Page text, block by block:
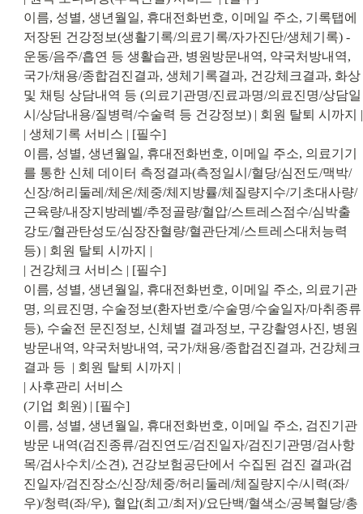
이름, 성별, 생년월일, 휴대전화번호, 이메일 주소, 기록탭에
저장된 건강정보(생활기록/의료기록/자가진단/생체기록) -
운동/음주/흡연 등 생활습관, 병원방문내역, 약국처방내역,
국가/채용/종합검진결과, 생체기록결과, 건강체크결과, 화상
및 채팅 상담내역 등 (의료기관명/진료과명/의료진명/상담일
시/상담내용/질병력/수술력 등 건강정보) | 회원 탈퇴 시까지 |
| 생체기록 서비스 | [필수]
이름, 성별, 생년월일, 휴대전화번호, 이메일 주소, 의료기기
를 통한 신체 데이터 측정결과(측정일시/혈당/심전도/맥박/
신장/허리둘레/체온/체중/체지방률/체질량지수/기초대사량/
근육량/내장지방레벨/추정골량/혈압/스트레스점수/심박출
강도/혈관탄성도/심장잔혈량/혈관단계/스트레스대처능력
등) | 회원 탈퇴 시까지 |
| 건강체크 서비스 | [필수]
이름, 성별, 생년월일, 휴대전화번호, 이메일 주소, 의료기관
명, 의료진명, 수술정보(환자번호/수술명/수술일자/마취종류
등), 수술전 문진정보, 신체별 결과정보, 구강촬영사진, 병원
방문내역, 약국처방내역, 국가/채용/종합검진결과, 건강체크
결과 등  | 회원 탈퇴 시까지 |
| 사후관리 서비스
(기업 회원) | [필수]
이름, 성별, 생년월일, 휴대전화번호, 이메일 주소, 검진기관
방문 내역(검진종류/검진연도/검진일자/검진기관명/검사항
목/검사수치/소견), 건강보험공단에서 수집된 검진 결과(검
진일자/검진장소/신장/체중/허리둘레/체질량지수/시력(좌/
우)/청력(좌/우), 혈압(최고/최저)/요단백/혈색소/공복혈당/총